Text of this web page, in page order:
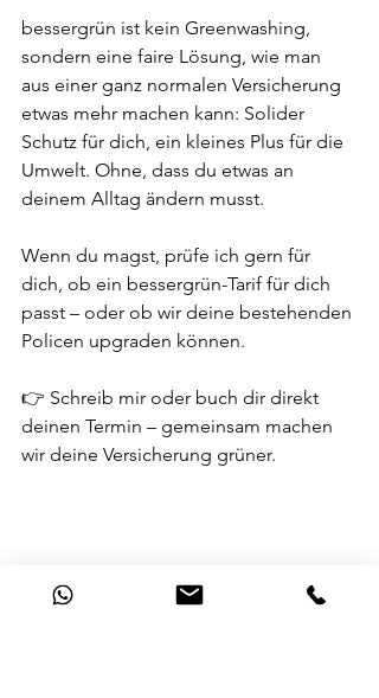
bessergrün ist kein Greenwashing,
sondern eine faire Lösung, wie man
aus einer ganz normalen Versicherung
etwas mehr machen kann: Solider
Schutz für dich, ein kleines Plus für die
Umwelt. Ohne, dass du etwas an
deinem Alltag ändern musst.
Wenn du magst, prüfe ich gern für
dich, ob ein bessergrün-Tarif für dich
passt – oder ob wir deine bestehenden
Policen upgraden können.
👉 Schreib mir oder buch dir direkt
deinen Termin – gemeinsam machen
wir deine Versicherung grüner.